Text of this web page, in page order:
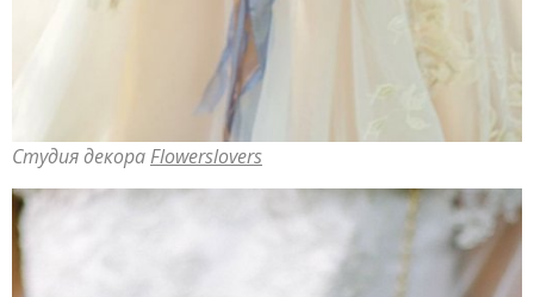
Студия декораFlowerslovers